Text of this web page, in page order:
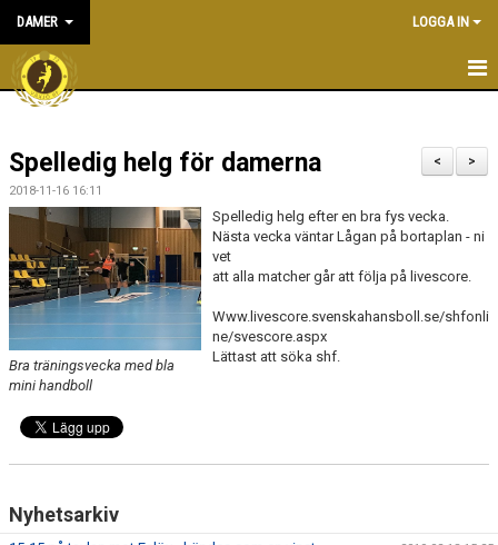
DAMER LOGGA IN
HEM
NYHETER
KALENDER
TRUPPEN
BILDGALLERI
DOKUMENT
>
<
Spelledig helg för damerna
2018-11-16 16:11
Bra träningsvecka med bla
mini handboll
Spelledig helg efter en bra fys vecka.
Nästa vecka väntar Lågan på bortaplan - ni
vet
att alla matcher går att följa på livescore.
Www.livescore.svenskahansboll.se/shfonli
ne/svescore.aspx
Lättast att söka shf.
Nyhetsarkiv